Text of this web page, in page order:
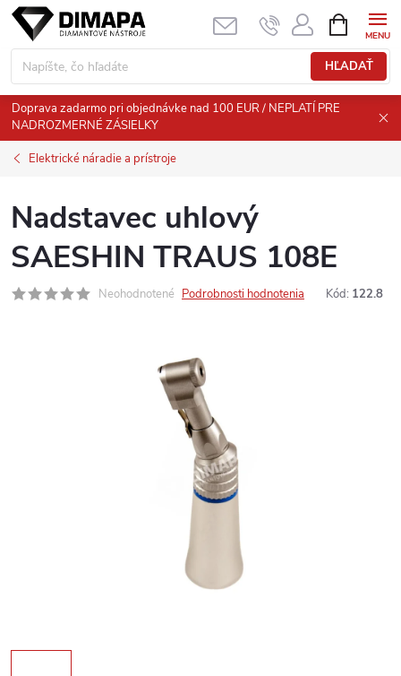
Prejsť
obsah
HĽADAŤ
KOŠÍK
Doprava zadarmo pri objednávke nad 100 EUR / NEPLATÍ PRE
NADROZMERNÉ ZÁSIELKY
Elektrické náradie a prístroje
Nadstavec uhlový
SAESHIN TRAUS 108E
Neohodnotené Podrobnosti hodnotenia Kód: 122.8